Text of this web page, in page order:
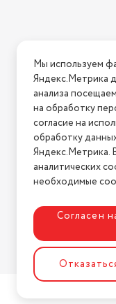
Нашли
2026 © Интернет-
Мы используем
Яндекс.Метрика
анализа
на обработку
согласие на
обработку
Яндекс.Метрика.
аналитических
необходимые
Согласен